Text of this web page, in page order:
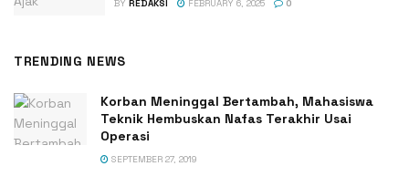
BY REDAKSI FEBRUARY 6, 2025 0
TRENDING NEWS
Korban Meninggal Bertambah, Mahasiswa
Teknik Hembuskan Nafas Terakhir Usai
Operasi
SEPTEMBER 27, 2019